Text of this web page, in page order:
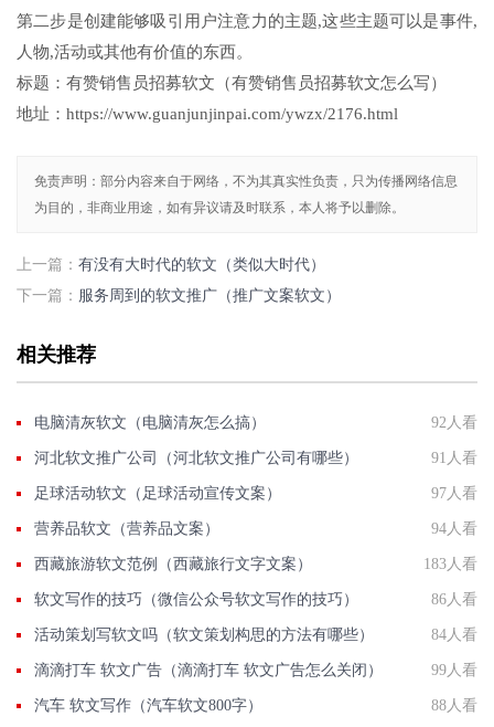
第二步是创建能够吸引用户注意力的主题,这些主题可以是事件,
人物,活动或其他有价值的东西。
标题：有赞销售员招募软文（有赞销售员招募软文怎么写）
地址：https://www.guanjunjinpai.com/ywzx/2176.html
免责声明：部分内容来自于网络，不为其真实性负责，只为传播网络信息
为目的，非商业用途，如有异议请及时联系，本人将予以删除。
上一篇： 有没有大时代的软文（类似大时代）
下一篇： 服务周到的软文推广（推广文案软文）
相关推荐
电脑清灰软文（电脑清灰怎么搞） 92人看
河北软文推广公司（河北软文推广公司有哪些） 91人看
足球活动软文（足球活动宣传文案） 97人看
营养品软文（营养品文案） 94人看
西藏旅游软文范例（西藏旅行文字文案） 183人看
软文写作的技巧（微信公众号软文写作的技巧） 86人看
活动策划写软文吗（软文策划构思的方法有哪些） 84人看
滴滴打车 软文广告（滴滴打车 软文广告怎么关闭） 99人看
汽车 软文写作（汽车软文800字） 88人看